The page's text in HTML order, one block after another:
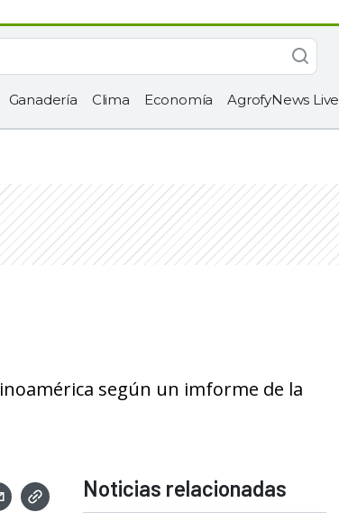
Ganadería Clima Economía AgrofyNews Live
según un imforme de la
Noticias relacionadas